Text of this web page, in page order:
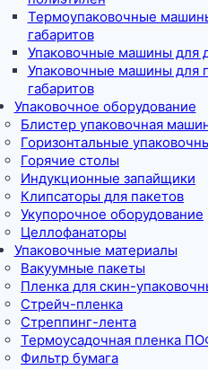
Термоупаковочные
габаритов
Упаковочные машины для
Упаковочные машины для
габаритов
Упаковочное оборудование
Блистер упаковочная
Горизонтальные
Горячие столы
Индукционные запайщики
Клипсаторы для пакетов
Укупорочное оборудование
Целлофанаторы
Упаковочные материалы
Вакуумные пакеты
Пленка для скин-
Стрейч-пленка
Стреппинг-лента
Термоусадочная пленка
Фильтр бумага